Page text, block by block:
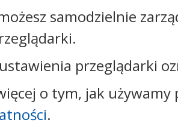
Kontakt:
tel.:+48542856200
e-mail:
skrytka ePUAP: /spzoz2012/
samodzielnie
przeglądarki
o tym, jak używamy
.